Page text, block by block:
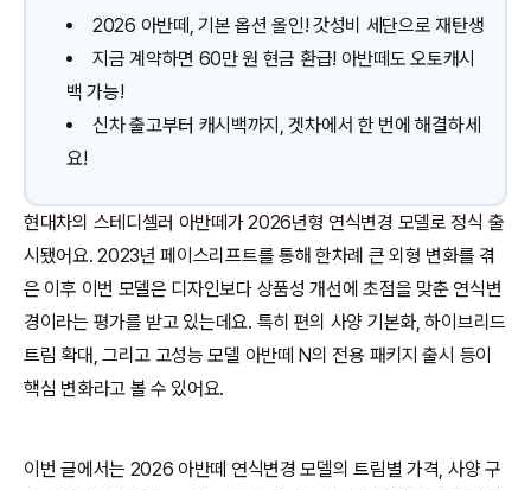
2026 아반떼, 기본 옵션 올인! 갓성비 세단으로 재탄생
지금 계약하면 60만 원 현금 환급! 아반떼도 오토캐시
백 가능!
신차 출고부터 캐시백까지, 겟차에서 한 번에 해결하세
요!
현대차의 스테디셀러 아반떼가 2026년형 연식변경 모델로 정식 출
시됐어요. 2023년 페이스리프트를 통해 한차례 큰 외형 변화를 겪
은 이후 이번 모델은 디자인보다 상품성 개선에 초점을 맞춘 연식변
경이라는 평가를 받고 있는데요. 특히 편의 사양 기본화, 하이브리드
트림 확대, 그리고 고성능 모델 아반떼 N의 전용 패키지 출시 등이
핵심 변화라고 볼 수 있어요.
이번 글에서는 2026 아반떼 연식변경 모델의 트림별 가격, 사양 구